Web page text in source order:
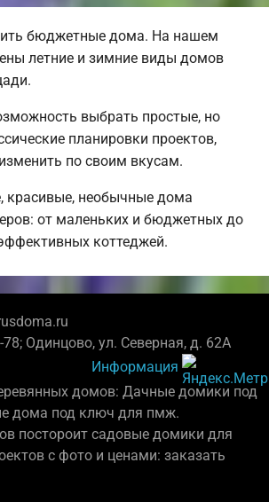
бюджетные дома. На нашем
летние и зимние виды домов
выбрать простые, но
планировки проектов,
по своим вкусам.
красивые, необычные дома
от маленьких и бюджетных до
коттеджей.
78; Одинцово, ул. Северная, д. 62А
Информация
домов: Дачные домики под
дома под ключ для пмж.
постороит садовые домики для
с фото и ценами: заказать